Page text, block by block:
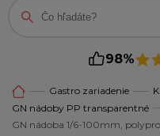
98%
Gastro zariadenie
GN nádoby PP transparentné
GN nádoba 1/6-100mm,